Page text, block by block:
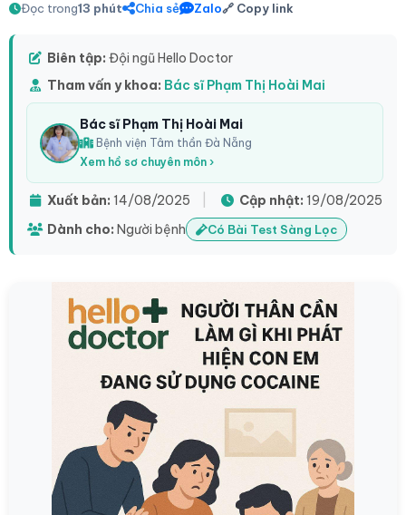
Đọc trong13 phút Chia sẻ Zalo🔗 Copy link
Biên tập: Đội ngũ Hello Doctor
Tham vấn y khoa: Bác sĩ Phạm Thị Hoài Mai
Bác sĩ Phạm Thị Hoài Mai
Bệnh viện Tâm thần Đà Nẵng
Xem hồ sơ chuyên môn ›
Xuất bản: 14/08/2025 Cập nhật: 19/08/2025
Dành cho: Người bệnh Có Bài Test Sàng Lọc